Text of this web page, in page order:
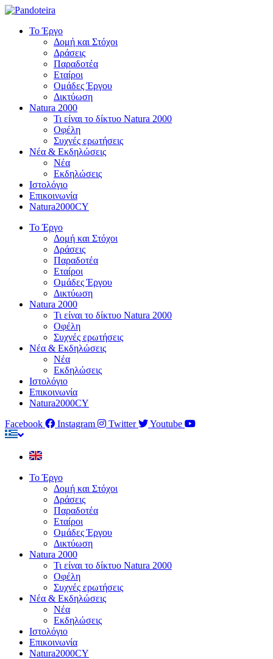
Το Έργο
Δομή και Στόχοι
Δράσεις
Παραδοτέα
Εταίροι
Ομάδες Έργου
Δικτύωση
Natura 2000
Τι είναι το δίκτυο Natura 2000
Οφέλη
Συχνές ερωτήσεις
Νέα & Εκδηλώσεις
Νέα
Εκδηλώσεις
Ιστολόγιο
Επικοινωνία
Natura2000CY
Το Έργο
Δομή και Στόχοι
Δράσεις
Παραδοτέα
Εταίροι
Ομάδες Έργου
Δικτύωση
Natura 2000
Τι είναι το δίκτυο Natura 2000
Οφέλη
Συχνές ερωτήσεις
Νέα & Εκδηλώσεις
Νέα
Εκδηλώσεις
Ιστολόγιο
Επικοινωνία
Natura2000CY
Facebook
Instagram Twitter Youtube
Το Έργο
Δομή και Στόχοι
Δράσεις
Παραδοτέα
Εταίροι
Ομάδες Έργου
Δικτύωση
Natura 2000
Τι είναι το δίκτυο Natura 2000
Οφέλη
Συχνές ερωτήσεις
Νέα & Εκδηλώσεις
Νέα
Εκδηλώσεις
Ιστολόγιο
Επικοινωνία
Natura2000CY